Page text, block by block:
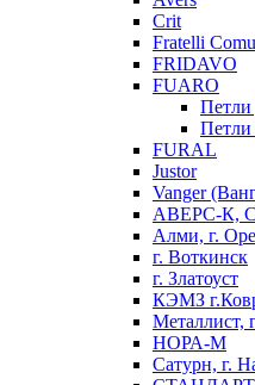
Crit
Fratelli
FRIDAVO
FUARO
Петли
Петли
FURAL
Justor
Vanger
АВЕРС-К,
Алми, г.
г. Воткинск
г. Златоуст
КЭМЗ
Металлист,
НОРА-М
Сатурн, г.